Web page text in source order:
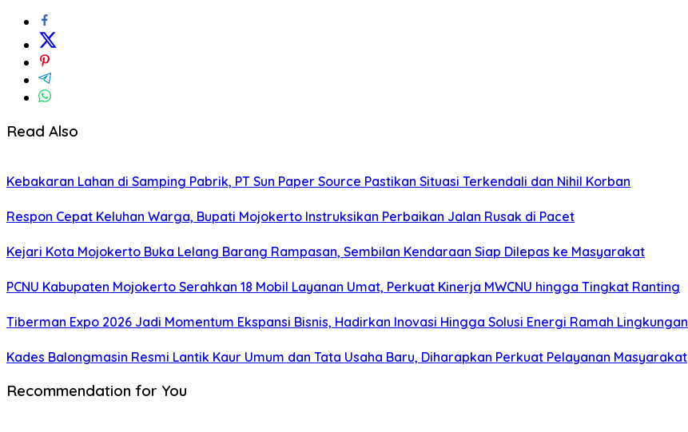
Read Also
Kebakaran Lahan di Samping Pabrik, PT Sun Paper Source Pastikan Situasi Terkendali dan Nihil Korban
Respon Cepat Keluhan Warga, Bupati Mojokerto Instruksikan Perbaikan Jalan Rusak di Pacet
Kejari Kota Mojokerto Buka Lelang Barang Rampasan, Sembilan Kendaraan Siap Dilepas ke Masyarakat
PCNU Kabupaten Mojokerto Serahkan 18 Mobil Layanan Umat, Perkuat Kinerja MWCNU hingga Tingkat Ranting
Tiberman Expo 2026 Jadi Momentum Ekspansi Bisnis, Hadirkan Inovasi Hingga Solusi Energi Ramah Lingkungan
Kades Balongmasin Resmi Lantik Kaur Umum dan Tata Usaha Baru, Diharapkan Perkuat Pelayanan Masyarakat
Recommendation for You